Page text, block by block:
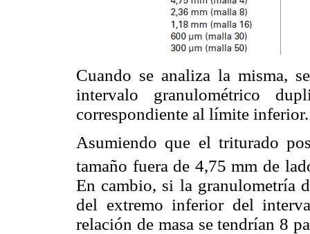
Cuando se analiza la misma,
intervalo granulométrico
correspondiente al límite inferior.
Asumiendo que el triturado
tamaño fuera de 4,75 mm de
En cambio, si la granulometría
del extremo inferior del
relación de masa se tendrían 8